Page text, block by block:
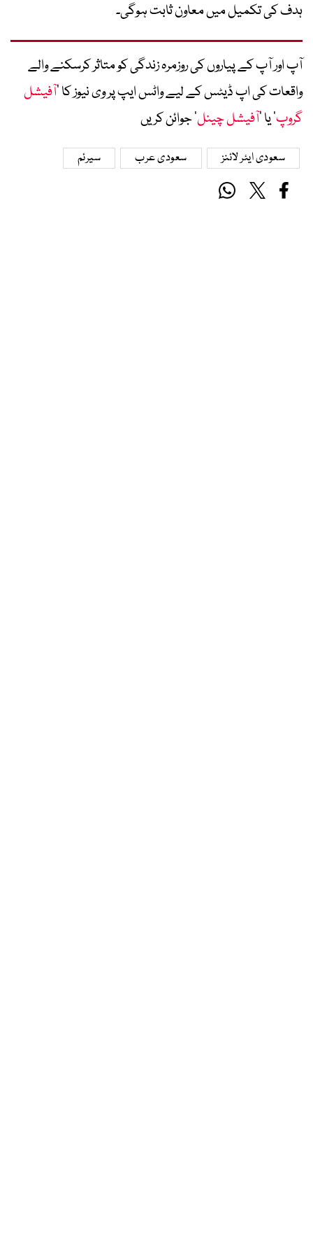
ہدف کی تکمیل میں معاون ثابت ہوگی۔
آپ اور آپ کے پیاروں کی روزمرہ زندگی کو متاثر کرسکنے والے
واقعات کی اپ ڈیٹس کے لیے واٹس ایپ پر وی نیوز کا ’آفیشل
گروپ‘ یا ’آفیشل چینل‘ جوائن کریں
سعودی ایئر لائنز سعودی عرب سیرئم